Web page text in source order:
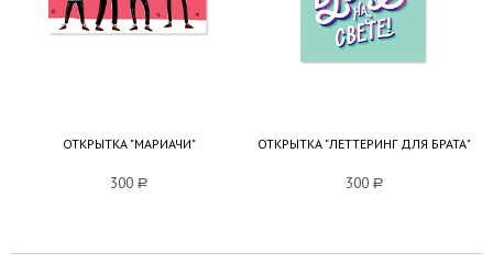
ОТКРЫТКА "МАРИАЧИ"
300 a
ОТКРЫТКА "ЛЕТТЕРИНГ ДЛЯ БРАТА"
300 a